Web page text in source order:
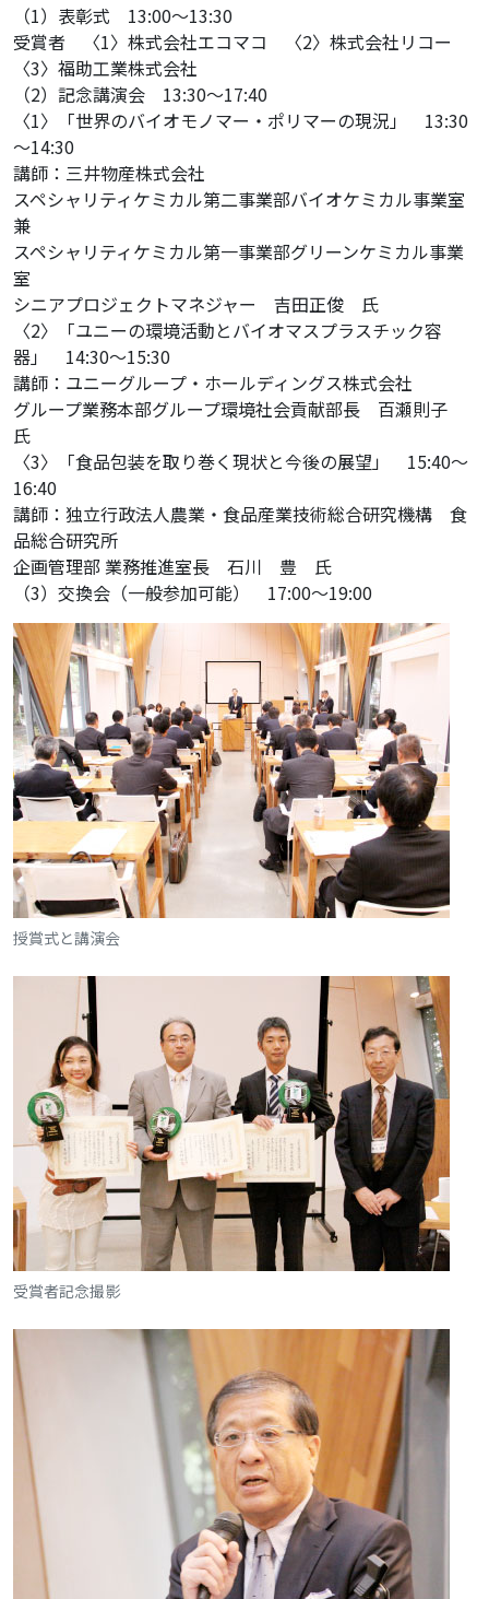
（1）表彰式 13:00～13:30
受賞者 〈1〉株式会社エコマコ 〈2〉株式会社リコー
〈3〉福助工業株式会社
（2）記念講演会 13:30～17:40
〈1〉「世界のバイオモノマー・ポリマーの現況」 13:30
～14:30
講師：三井物産株式会社
スペシャリティケミカル第二事業部バイオケミカル事業室
兼
スペシャリティケミカル第一事業部グリーンケミカル事業
室
シニアプロジェクトマネジャー 吉田正俊 氏
〈2〉「ユニーの環境活動とバイオマスプラスチック容
器」 14:30～15:30
講師：ユニーグループ・ホールディングス株式会社
グループ業務本部グループ環境社会貢献部長 百瀬則子
氏
〈3〉「食品包装を取り巻く現状と今後の展望」 15:40～
16:40
講師：独立行政法人農業・食品産業技術総合研究機構 食
品総合研究所
企画管理部 業務推進室長 石川 豊 氏
（3）交換会（一般参加可能） 17:00～19:00
授賞式と講演会
受賞者記念撮影